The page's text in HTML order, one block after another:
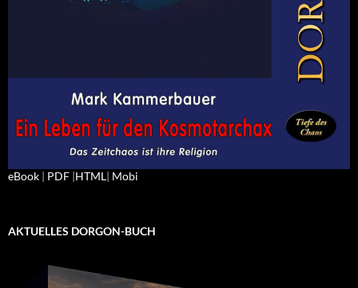
eBook | PDF |HTML| Mobi
AKTUELLES DORGON-BUCH